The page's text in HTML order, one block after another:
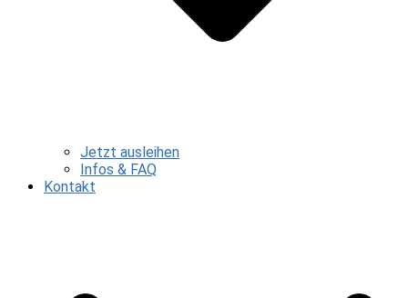
Jetzt ausleihen
Infos & FAQ
Kontakt